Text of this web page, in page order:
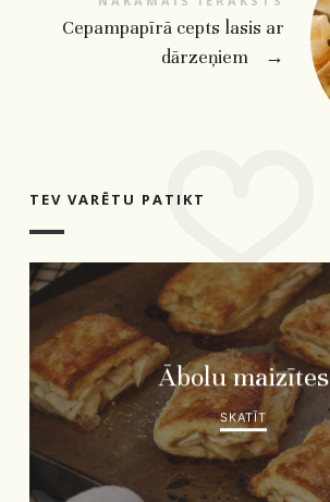
Cepampapīrā cepts lasis ar
dārzeņiem
→
TEV VARĒTU PATIKT
Ābolu maizītes
SKATĪT